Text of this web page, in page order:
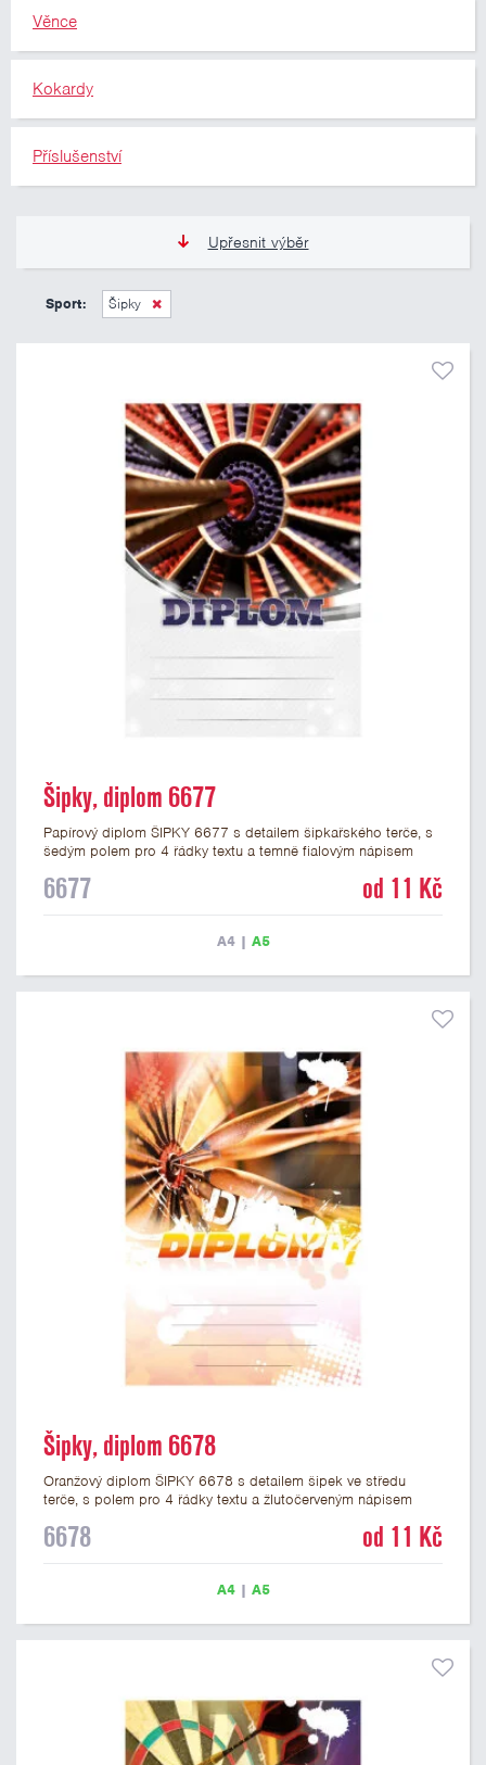
Věnce
Kokardy
Příslušenství
Upřesnit výběr
11 Kč
Sport: Šipky
Šipky, diplom 6677
Papírový diplom ŠIPKY 6677 s detailem šipkařského terče, s
šedým polem pro 4 řádky textu a temně fialovým nápisem
Papírový diplom s motivem šipek má gramáž 250 g/m2.
6677 od 11 Kč
A4| A5
Šipky, diplom 6678
Oranžový diplom ŠIPKY 6678 s detailem šipek ve středu
terče, s polem pro 4 řádky textu a žlutočerveným nápisem
Papírový diplom s motivem šipek má gramáž 250 g/m2.
6678 od 11 Kč
A4| A5